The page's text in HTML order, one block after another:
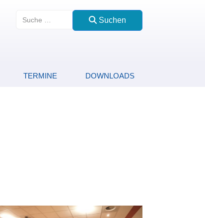
Suchen
Suchen
TERMINE DOWNLOADS